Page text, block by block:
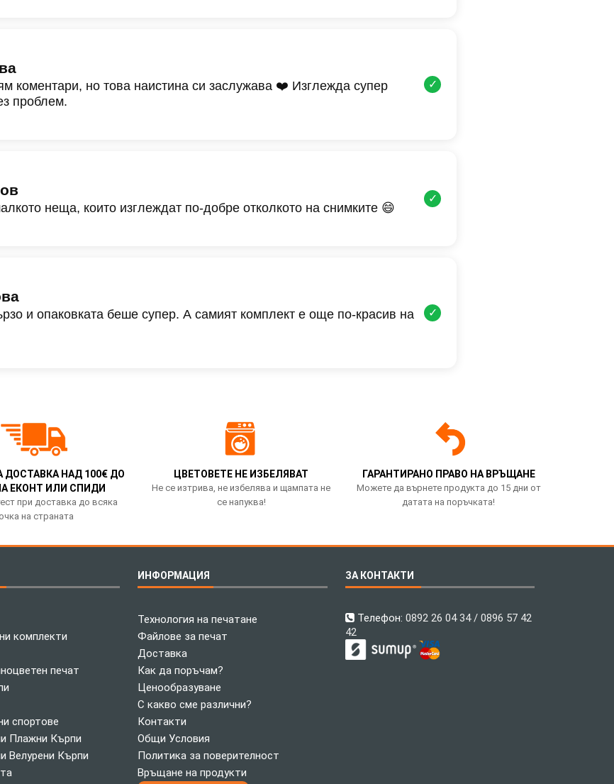
коментари, но това наистина си заслужава ❤️ Изглежда супер
проблем.
✓
неща, които изглеждат по-добре отколкото на снимките 😄
✓
и опаковката беше супер. А самият комплект е още по-красив на
✓
ДОСТАВКА НАД 100€ ДО
ЕКОНТ ИЛИ СПИДИ
при доставка до всяка
на страната
ЦВЕТОВЕТЕ НЕ ИЗБЕЛЯВАТ
Не се изтрива, не избелява и щампата не
се напуква!
ГАРАНТИРАНО ПРАВО НА ВРЪЩАНЕ
Можете да върнете продукта до 15 дни от
датата на поръчката!
комплекти
печат
спортове
Плажни Кърпи
Велурени Кърпи
ИНФОРМАЦИЯ
Технология на печатане
Файлове за печат
Доставка
Как да поръчам?
Ценообразуване
С какво сме различни?
Контакти
Общи Условия
Политика за поверителност
Връщане на продукти
ЗА КОНТАКТИ
Телефон: 0892 26 04 34 / 0896 57 42
42